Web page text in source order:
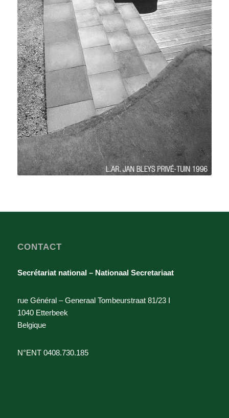
CONTACT
Secrétariat national – Nationaal Secretariaat
rue Général – Generaal Tombeurstraat 81/23 I
1040 Etterbeek
Belgique
N°ENT 0408.730.185